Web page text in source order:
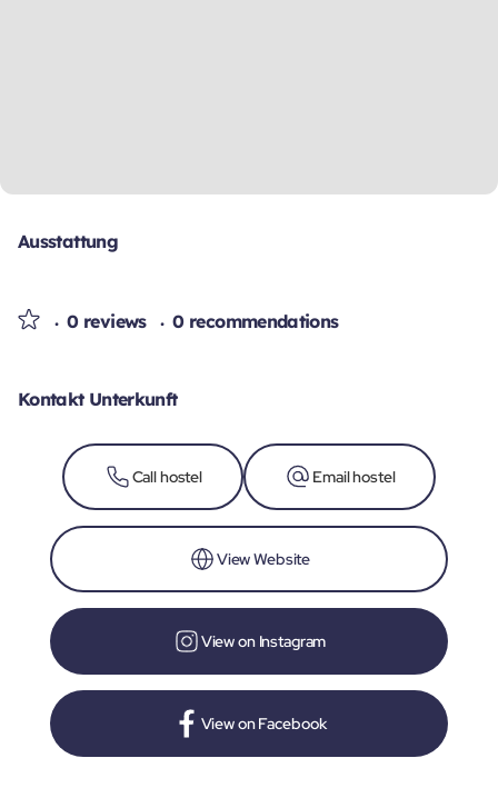
Ausstattung
0 reviews 0 recommendations
Kontakt Unterkunft
Call hostel Email hostel
View Website
View on Instagram
View on Facebook